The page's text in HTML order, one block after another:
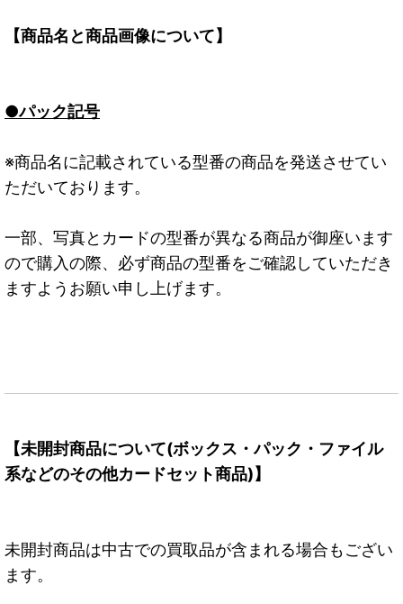
【商品名と商品画像について】
●パック記号
※商品名に記載されている型番の商品を発送させてい
ただいております。
一部、写真とカードの型番が異なる商品が御座います
ので購入の際、必ず商品の型番をご確認していただき
ますようお願い申し上げます。
【未開封商品について(ボックス・パック・ファイル
系などのその他カードセット商品)】
未開封商品は中古での買取品が含まれる場合もござい
ます。